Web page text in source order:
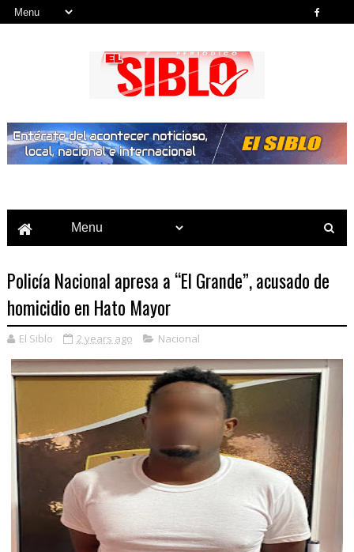
Policía Nacional apresa a “El Grande”, acusado de
homicidio en Hato Mayor
El Siblo 2 years ago Nacional